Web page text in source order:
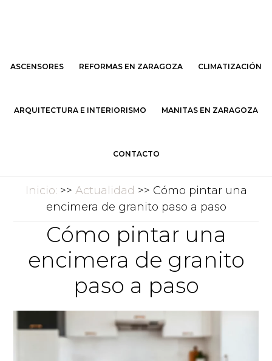
página
ASCENSORES REFORMAS EN ZARAGOZA CLIMATIZACIÓN
ARQUITECTURA E INTERIORISMO MANITAS EN ZARAGOZA
CONTACTO
Inicio: >> Actualidad >> Cómo pintar una
encimera de granito paso a paso
Cómo pintar una
encimera de granito
paso a paso